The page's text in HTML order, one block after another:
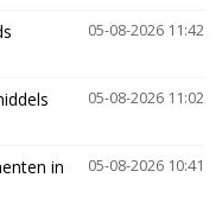
05-08-2026 11:42
05-08-2026 11:02
05-08-2026 10:41
in